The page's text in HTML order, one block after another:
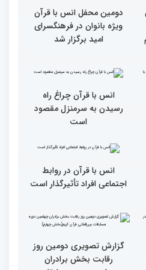
مسابقات قرآن با مساعدت
همه بخش‌های ستاد اجرایی
به خوبی پیش رفته/ اوقاف
دومین محفل انس با قرآن
ویژه بانوان در فرهنگسرای
انس با قرآن چراغ راه
است
انس با قرآن در روابط